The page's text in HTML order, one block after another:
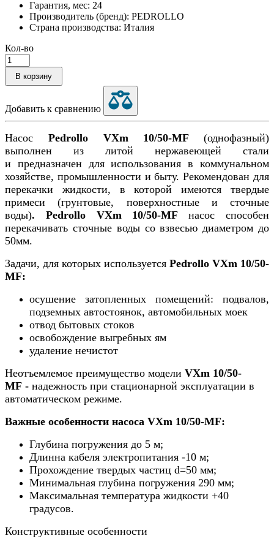
Гарантия, мес: 24
Производитель (бренд): PEDROLLO
Страна производства: Италия
Кол-во
В корзину
Добавить к сравнению
Насос Pedrollo VXm 10/50-MF (однофазный)
выполнен из литой нержавеющей стали
и предназначен для использования в коммунальном
хозяйстве, промышленности и быту. Рекомендован для
перекачки жидкости, в которой имеются твердые
примеси (грунтовые, поверхностные и сточные
воды). Pedrollo VXm 10/50-MFнасос способен
перекачивать сточные воды со взвесью диаметром до
50мм.
Задачи, для которых используется Pedrollo VXm 10/50-
MF:
осушение затопленных помещений: подвалов,
подземных автостоянок, автомобильных моек
отвод бытовых стоков
освобождение выгребных ям
удаление нечистот
Неотъемлемое преимущество модели VXm 10/50-
MF - надежность при стационарной эксплуатации в
автоматическом режиме.
Важные особенности насоса VXm 10/50-MF:
Глубина погружения до 5 м;
Длинна кабеля электропитания -10 м;
Прохождение твердых частиц d=50 мм;
Минимальная глубина погружения 290 мм;
Максимальная температура жидкости +40
градусов.
Конструктивные особенности